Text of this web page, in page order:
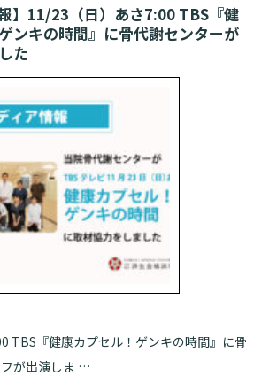
ップ
患者さんの権利
へ
ついて
・部門
の方へ
介方法
報】11/23（日）あさ7:00 TBS『健
ンキの時間』に骨代謝センターが
た
TBS『健康カプセル！ゲンキの時間』に骨
が出演しま …